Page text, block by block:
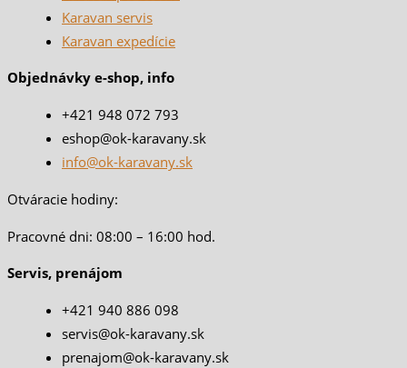
Karavan servis
Karavan expedície
Objednávky e-shop, info
+421 948 072 793
eshop@ok-karavany.sk
info@ok-karavany.sk
Otváracie hodiny:
Pracovné dni: 08:00 – 16:00 hod.
Servis, prenájom
+421 940 886 098
servis@ok-karavany.sk
prenajom@ok-karavany.sk